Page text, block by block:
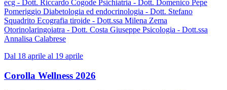
ecg - Dott. Riccardo Cogode Psichiatria - Dott. Domenico Pepe
Pomeriggio Diabetologia ed endocrinologia - Dott. Stefano
Squadrito Ecografia tiroide - Dott.ssa Milena Zema
Otorinolaringoiatra - Dott. Costa Giuseppe Psicologia - Dott.ssa
Annalisa Calabrese
Dal 18 aprile al 19 aprile
Corolla Wellness 2026